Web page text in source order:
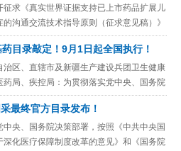
征求《真实世界证据支持已上市药品扩展儿
的沟通交流技术指导原则（征求意见稿）》
知发布日期：20260714为推动我国儿童用
提高临床
目录敲定！9月1日起全国执行！
治区、直辖市及新疆生产建设兵团卫生健康
药局、疾控局：为贯彻落实党中央、国务院
，巩固完善国家基本药物制度，根据《基本
与健康促进法》
最终官方目录发布！
中央、国务院决策部署，按照《中共中央国
深化医疗保障制度改革的意见》和《国务院